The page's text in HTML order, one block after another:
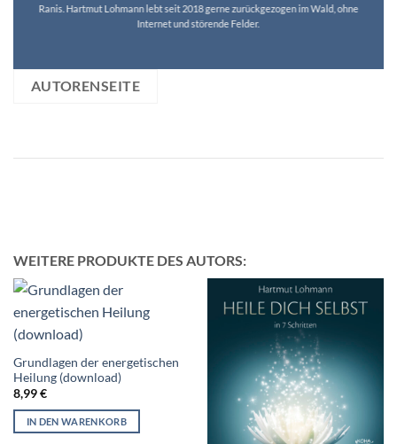
Ranis. Hartmut Lohmann lebt seit 2018 gerne zurückgezogen im Wald, ohne
Internet und störende Felder.
AUTORENSEITE
WEITERE PRODUKTE DES AUTORS:
Grundlagen der energetischen
Heilung (download)
8,99€
IN DEN WARENKORB